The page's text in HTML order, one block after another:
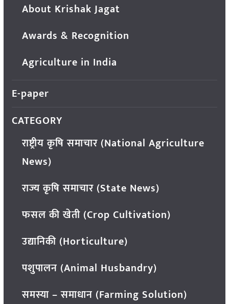
About Krishak Jagat
Awards & Recognition
Agriculture in India
E-paper
CATEGORY
राष्ट्रीय कृषि समाचार (National Agriculture
News)
राज्य कृषि समाचार (State News)
फसल की खेती (Crop Cultivation)
उद्यानिकी (Horticulture)
पशुपालन (Animal Husbandry)
समस्या – समाधान (Farming Solution)